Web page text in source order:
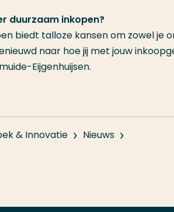
duurzaam inkopen?
biedt talloze kansen om zowel je
naar hoe jij met jouw
Eijgenhuijsen.
& Innovatie Nieuws